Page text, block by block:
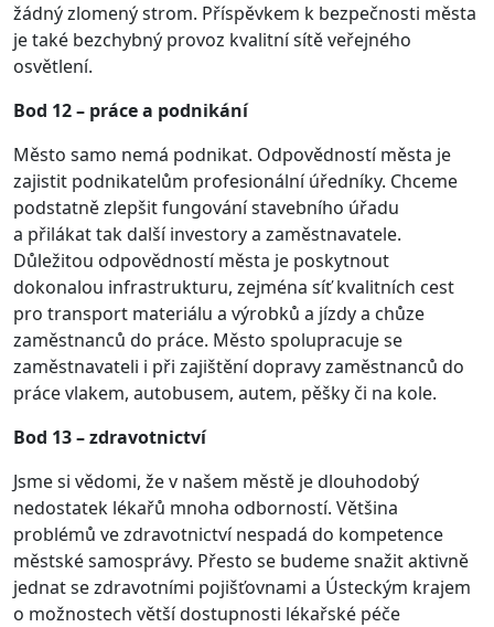
žádný zlomený strom. Příspěvkem k bezpečnosti města
je také bezchybný provoz kvalitní sítě veřejného
osvětlení.
Bod 12 – práce a podnikání
Město samo nemá podnikat. Odpovědností města je
zajistit podnikatelům profesionální úředníky. Chceme
podstatně zlepšit fungování stavebního úřadu
a přilákat tak další investory a zaměstnavatele.
Důležitou odpovědností města je poskytnout
dokonalou infrastrukturu, zejména síť kvalitních cest
pro transport materiálu a výrobků a jízdy a chůze
zaměstnanců do práce. Město spolupracuje se
zaměstnavateli i při zajištění dopravy zaměstnanců do
práce vlakem, autobusem, autem, pěšky či na kole.
Bod 13 – zdravotnictví
Jsme si vědomi, že v našem městě je dlouhodobý
nedostatek lékařů mnoha odborností. Většina
problémů ve zdravotnictví nespadá do kompetence
městské samosprávy. Přesto se budeme snažit aktivně
jednat se zdravotními pojišťovnami a Ústeckým krajem
o možnostech větší dostupnosti lékařské péče